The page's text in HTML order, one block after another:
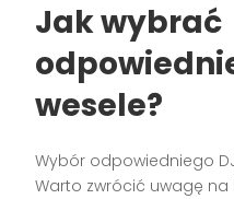
Jak wybrać
wesele?
Wybór odpowiedniego
Warto zwrócić uwagę na